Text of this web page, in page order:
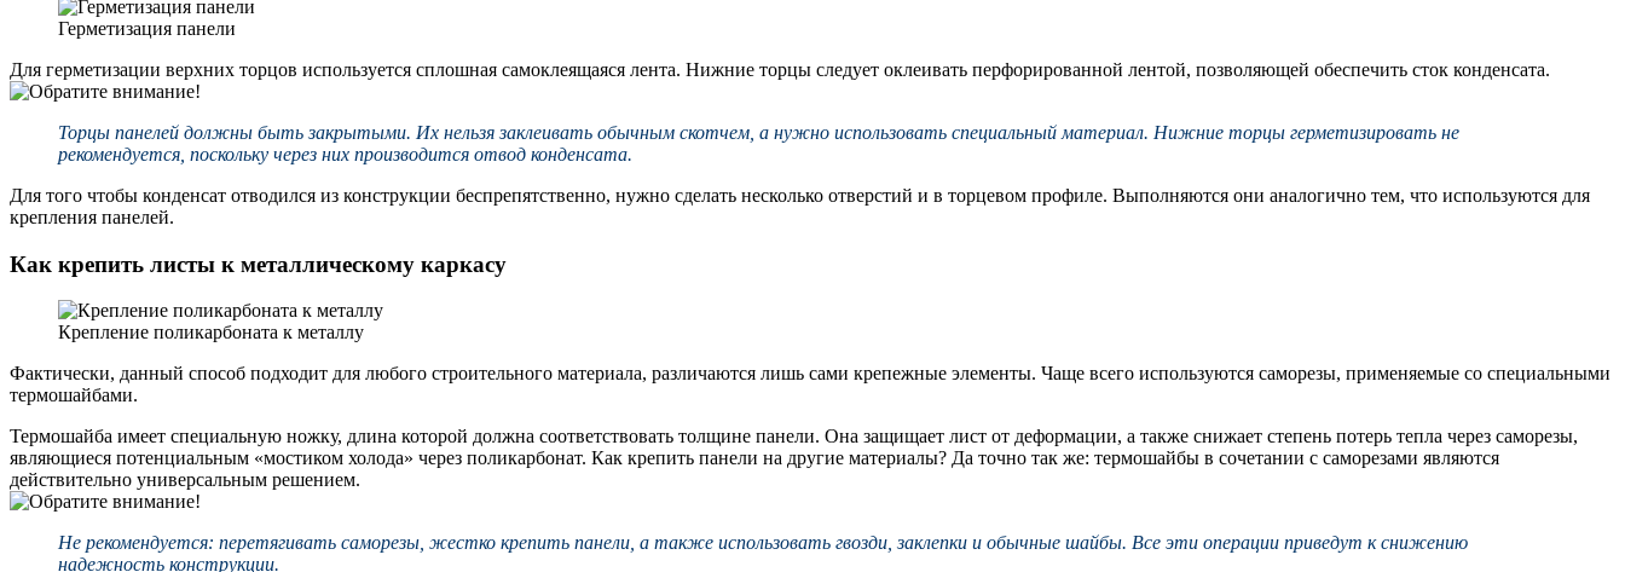
Герметизация панели
Для герметизации верхних торцов используется сплошная самоклеящаяся лента. Нижние торцы следует оклеивать перфорированной лентой, позволяющей обеспечить сток конденсата.
Торцы панелей должны быть закрытыми. Их нельзя заклеивать обычным скотчем, а нужно использовать специальный материал. Нижние торцы герметизировать не
рекомендуется, поскольку через них производится отвод конденсата.
Для того чтобы конденсат отводился из конструкции беспрепятственно, нужно сделать несколько отверстий и в торцевом профиле. Выполняются они аналогично тем, что используются для
крепления панелей.
Как крепить листы к металлическому каркасу
Крепление поликарбоната к металлу
Фактически, данный способ подходит для любого строительного материала, различаются лишь сами крепежные элементы. Чаще всего используются саморезы, применяемые со специальными
термошайбами.
Термошайба имеет специальную ножку, длина которой должна соответствовать толщине панели. Она защищает лист от деформации, а также снижает степень потерь тепла через саморезы,
являющиеся потенциальным «мостиком холода» через поликарбонат. Как крепить панели на другие материалы? Да точно так же: термошайбы в сочетании с саморезами являются
действительно универсальным решением.
Не рекомендуется: перетягивать саморезы, жестко крепить панели, а также использовать гвозди, заклепки и обычные шайбы. Все эти операции приведут к снижению
надежность конструкции.